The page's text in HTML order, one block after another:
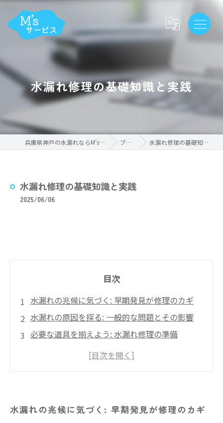
水漏れ修理の基礎知識と実践
兵庫県神戸の水漏れならM'sサービス ブログ 水漏れ修理の基礎知識と実践
水漏れ修理の基礎知識と実践
2025/06/06
目次
水漏れの兆候に気づく: 早期発見が修理のカギ
水漏れの原因を探る: 一般的な問題とその影響
必要な道具を揃えよう: 水漏れ修理の準備
簡単な水漏れ修理手順: DIYで直せる方法
を
水漏れの兆候に気づく: 早期発見が修理のカギ